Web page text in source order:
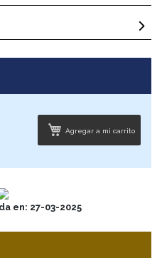
Agregar a mi carrito
en: 27-03-2025